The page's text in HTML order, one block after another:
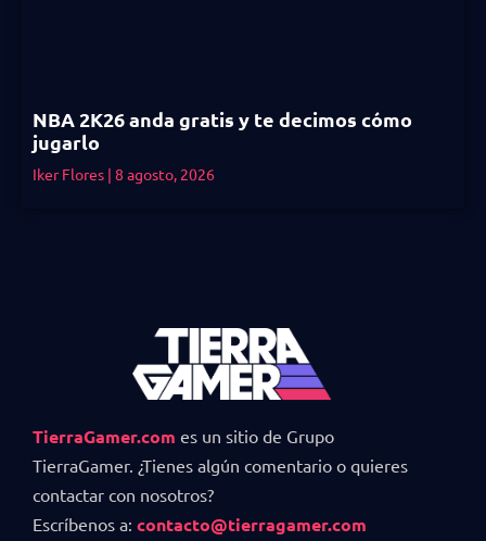
NBA 2K26 anda gratis y te decimos cómo
jugarlo
Iker Flores 8 agosto, 2026
TierraGamer.com es un sitio de Grupo
TierraGamer. ¿Tienes algún comentario o quieres
contactar con nosotros?
Escríbenos a: contacto@tierragamer.com